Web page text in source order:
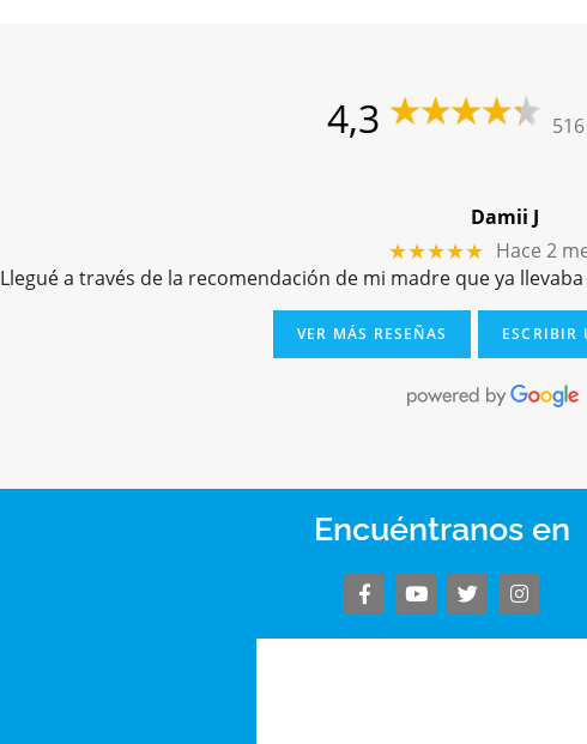
4,3
Damii J
★★★★★ Hace 2
Llegué a través de la recomendación de mi madre que ya
VER MÁS RESEÑAS ESCRIBIR
Encuéntranos en